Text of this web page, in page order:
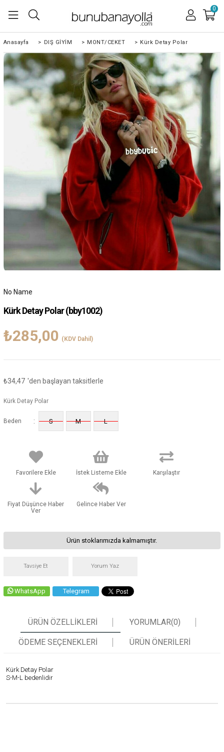
0
Anasayfa > DIŞ GİYİM > MONT/CEKET > Kürk Detay Polar
No Name
Kürk Detay Polar(bby1002)
₺285,00 (KDV Dahil)
₺34,47 'den başlayan taksitlerle
Kürk Detay Polar
Beden : S M L
Favorilere Ekle İstek Listeme Ekle Karşılaştır
Fiyat Düşünce Haber
Ver
Gelince Haber Ver
Ürün stoklarımızda kalmamıştır.
Tavsiye Et Yorum Yaz
WhatsApp Telegram
ÜRÜN ÖZELLIKLERI YORUMLAR(0)
ÖDEME SEÇENEKLERI ÜRÜN ÖNERILERI
Kürk Detay Polar
S-M-L bedenlidir